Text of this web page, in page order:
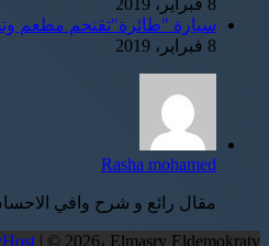
8 فبراير، 2019
سيارة "طائرة"تقتحم مطعم
8 فبراير، 2019
Rasha mohamed
مقال رائع و شرح وافي
| © 2026، Elmasry Eldemokraty